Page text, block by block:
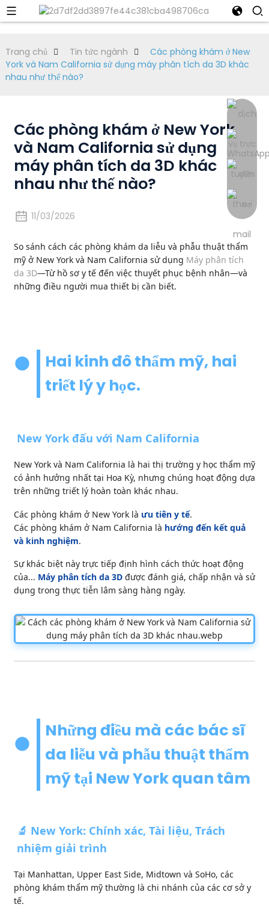
Trang chủ Tin tức ngành
Các phòng khám ở New
York và Nam California sử dụng máy phân tích da 3D khác
nhau như thế nào?
Các phòng khám ở New York
và Nam California sử dụng
máy phân tích da 3D khác
nhau như thế nào?
11/03/2026
So sánh cách các phòng khám da liễu và phẫu thuật thẩm
mỹ ở New York và Nam California sử dụng Máy phân tích
da 3D—Từ hồ sơ y tế đến việc thuyết phục bệnh nhân—và
những điều người mua thiết bị cần biết.
Hai kinh đô thẩm mỹ, hai
triết lý y học.
New York đấu với Nam California
New York và Nam California là hai thị trường y học thẩm mỹ
có ảnh hưởng nhất tại Hoa Kỳ, nhưng chúng hoạt động dựa
trên những triết lý hoàn toàn khác nhau.
Các phòng khám ở New York là ưu tiên y tế.
Các phòng khám ở Nam California là hướng đến kết quả
và kinh nghiệm.
Sự khác biệt này trực tiếp định hình cách thức hoạt động
của... Máy phân tích da 3Dđược đánh giá, chấp nhận và sử
dụng trong thực tiễn lâm sàng hàng ngày.
Những điều mà các bác sĩ
da liễu và phẫu thuật thẩm
mỹ tại New York quan tâm
🔬 New York: Chính xác, Tài liệu, Trách
nhiệm giải trình
Tại Manhattan, Upper East Side, Midtown và SoHo, các
phòng khám thẩm mỹ thường là chi nhánh của các cơ sở y
tế.